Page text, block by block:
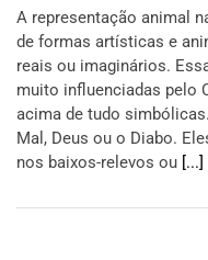
A representação animal
de formas artísticas e
reais ou imaginários.
muito influenciadas pelo
acima de tudo
Mal, Deus ou o Diabo.
nos baixos-relevos ou [...]